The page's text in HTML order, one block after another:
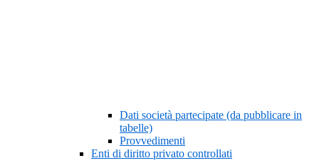
Dati società partecipate (da pubblicare in
tabelle)
Provvedimenti
Enti di diritto privato controllati